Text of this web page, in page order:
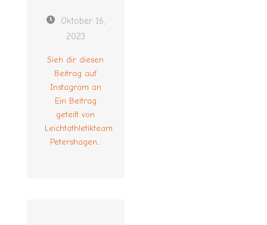
Oktober 16,
2023
Sieh dir diesen
Beitrag auf
Instagram an
Ein Beitrag
geteilt von
Leichtathletikteam
Petershagen...